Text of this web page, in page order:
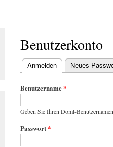
Benutzerkonto
Haupt-Reiter
Anmelden (aktiver Reiter)
Neues
Benutzername*
Geben Sie Ihren Doml-
Passwort*